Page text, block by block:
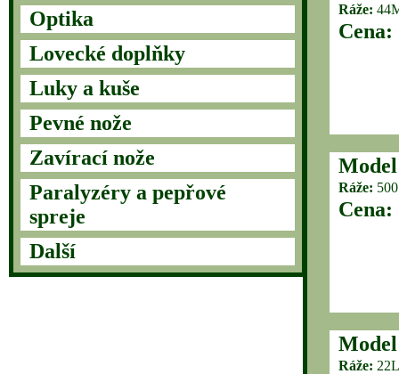
Optika
Lovecké doplňky
Luky a kuše
Pevné nože
Zavírací nože
Paralyzéry a pepřové
spreje
Další
Ráže:
Cena:
Ráže:
Cena:
Ráže: